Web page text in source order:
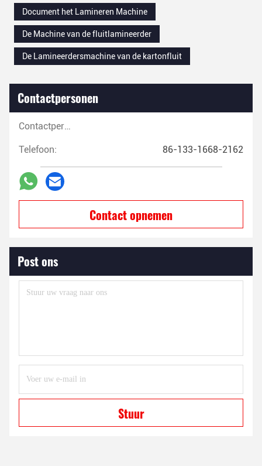
Document het Lamineren Machine
De Machine van de fluitlamineerder
De Lamineerdersmachine van de kartonfluit
Contactpersonen
Contactpersonen:
Telefoon: 86-133-1668-2162
Contact opnemen
Post ons
Stuur